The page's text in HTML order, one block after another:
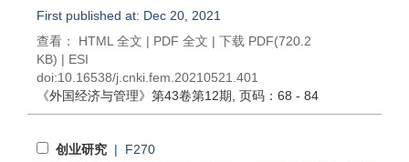
First published at: Dec 20, 2021
查看： HTML 全文 | PDF 全文 | 下载 PDF(720.2
KB) | ESI
doi:10.16538/j.cnki.fem.20210521.401
《外国经济与管理》 第43卷第12期 , 页码：68 - 84
创业研究 | F270